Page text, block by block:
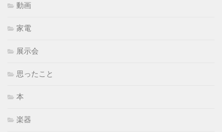
動画
家電
展示会
思ったこと
本
楽器